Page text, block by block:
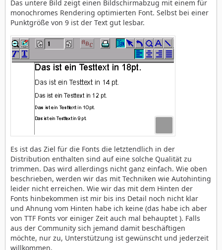
Das untere Bild zeigt einen Bildschirmabzug mit einem für
monochromes Rendering optimierten Font. Selbst bei einer
Punktgröße von 9 ist der Text gut lesbar.
Es ist das Ziel für die Fonts die letztendlich in der
Distribution enthalten sind auf eine solche Qualität zu
trimmen. Das wird allerdings nicht ganz einfach. Wie oben
beschrieben, werden wir das mit Techniken wie Autohinting
leider nicht erreichen. Wie wir das mit dem Hinten der
Fonts hinbekommen ist mir bis ins Detail noch nicht klar
und Ahnung vom Hinten habe ich keine (das habe ich aber
von TTF Fonts vor einiger Zeit auch mal behauptet ). Falls
aus der Community sich jemand damit beschäftigen
möchte, nur zu, Unterstützung ist gewünscht und jederzeit
willkommen.